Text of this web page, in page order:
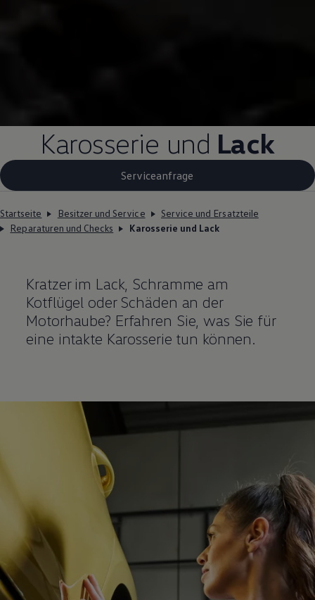
Karosserie und Lack
Serviceanfrage
Startseite Besitzer und Service
Service und Ersatzteile
Reparaturen und Checks
Karosserie und Lack
Kratzer im Lack, Schramme am
Kotflügel oder Schäden an der
Motorhaube? Erfahren Sie, was Sie für
eine intakte Karosserie tun können.